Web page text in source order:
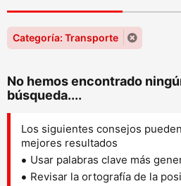
Categoría: Transporte
No hemos encontrado
búsqueda....
Los siguientes consejos
mejores resultados
Usar palabras clave más
Revisar la ortografía de la